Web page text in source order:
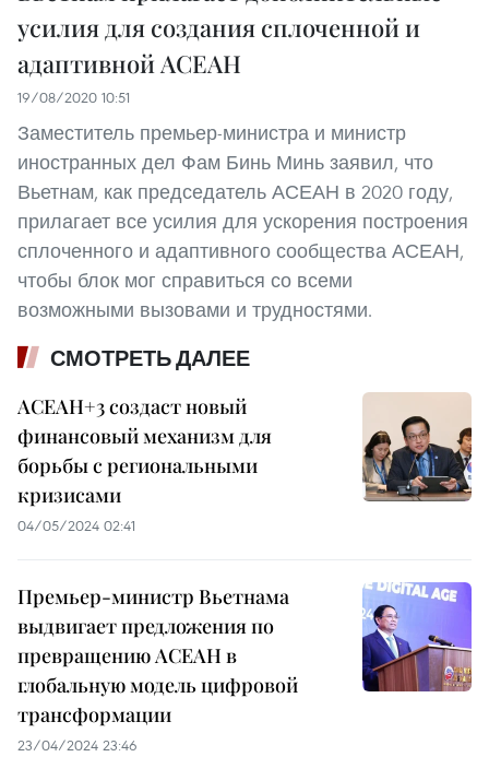
усилия для создания сплоченной и
адаптивной АСЕАН
19/08/2020 10:51
Заместитель премьер-министра и министр
иностранных дел Фам Бинь Минь заявил, что
Вьетнам, как председатель АСЕАН в 2020 году,
прилагает все усилия для ускорения построения
сплоченного и адаптивного сообщества АСЕАН,
чтобы блок мог справиться со всеми
возможными вызовами и трудностями.
СМОТРЕТЬ ДАЛЕЕ
АСЕАН+3 создаст новый
финансовый механизм для
борьбы с региональными
кризисами
04/05/2024 02:41
Премьер-министр Вьетнама
выдвигает предложения по
превращению АСЕАН в
глобальную модель цифровой
трансформации
23/04/2024 23:46